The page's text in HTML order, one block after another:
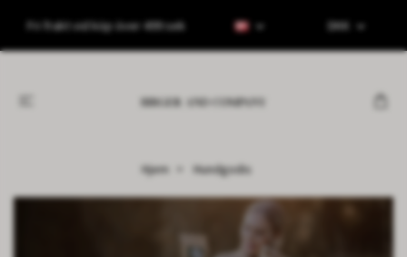
Fri frakt vid köp över 499 sek DKK
Hjem Hundgodis